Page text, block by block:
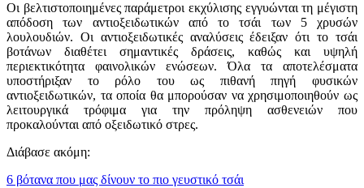
Οι βελτιστοποιημένες παράμετροι εκχύλισης εγγυώνται τη μέγιστη
απόδοση των αντιοξειδωτικών από το τσάι των 5 χρυσών
λουλουδιών. Οι αντιοξειδωτικές αναλύσεις έδειξαν ότι το τσάι
βοτάνων διαθέτει σημαντικές δράσεις, καθώς και υψηλή
περιεκτικότητα φαινολικών ενώσεων. Όλα τα αποτελέσματα
υποστήριξαν το ρόλο του ως πιθανή πηγή φυσικών
αντιοξειδωτικών, τα οποία θα μπορούσαν να χρησιμοποιηθούν ως
λειτουργικά τρόφιμα για την πρόληψη ασθενειών που
προκαλούνται από οξειδωτικό στρες.
Διάβασε ακόμη:
6 βότανα που μας δίνουν το πιο γευστικό τσάι